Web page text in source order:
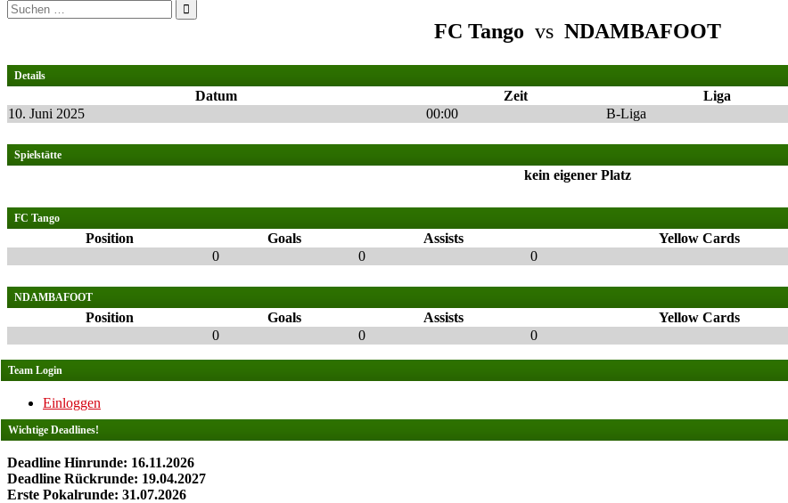
Suchen
nach:
FC Tango vs NDAMBAFOOT
Details
Datum Zeit Liga
10. Juni 2025
00:00 B-Liga
Spielstätte
kein eigener Platz
FC Tango
Position Goals Assists Yellow Cards
0
0 0
NDAMBAFOOT
Position Goals Assists Yellow Cards
0
0 0
Team Login
Einloggen
Wichtige Deadlines!
Deadline Hinrunde: 16.11.2026
Deadline Rückrunde: 19.04.2027
Erste Pokalrunde: 31.07.2026